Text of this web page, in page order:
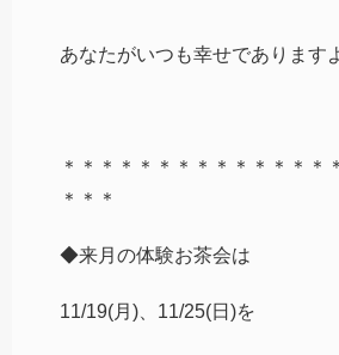
あなたがいつも幸せであります
＊＊＊＊＊＊＊＊＊＊＊＊＊＊
＊＊＊
◆来月の体験お茶会は
11/19(月)、11/25(日)を